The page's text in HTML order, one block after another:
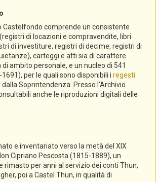
Castelfondo comprende un consistente
di locazioni e compravendite, libri
di investiture, registri di decime, registri di
carteggi e atti sia di carattere
ambito personale, e un nucleo di 541
per le quali sono disponibili i regesti
Soprintendenza. Presso l’Archivio
anche le riproduzioni digitali delle
e inventariato verso la metà del XIX
Cipriano Pescosta (1815-1889), un
rimasto per anni al servizio dei conti Thun,
poi a Castel Thun, in qualità di